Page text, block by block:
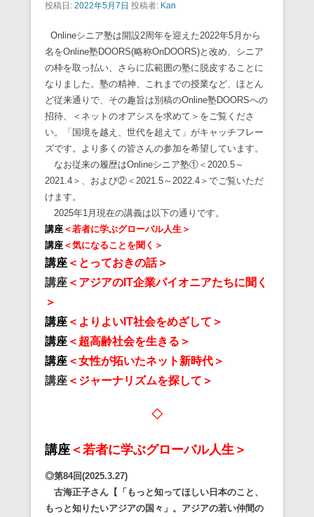
投稿日: 2022年5月7日 投稿者: Kan
Onlineシニア塾は開設2周年を迎えた2022年5月から
名をOnline塾DOORS(略称OnDOORS)と改め、シニア
の枠を取っ払い、さらに広範囲の塾に脱皮することに
なりました。塾の精神、これまでの授業など、ほとん
ど従来通りで、その趣旨は別稿のOnline塾DOORSへの
招待、＜ネットのオアシスを求めて＞をご覧くださ
い。「国境を越え、世代を超えて」がキャッチフレー
ズです。より多くの皆さんの参加を希望しています。
なお従来の履歴はOnlineシニア塾①＜2020.5～
2021.4＞、および②＜2021.5～2022.4＞でご覧いただ
けます。
2025年1月現在の講義は以下の通りです。
講座 ＜若者に学ぶグローバル人生＞
講座 ＜気になることを聞く＞
講座 ＜とっておきの話＞
講座 ＜アジアのIT企業パイオニアたちに聞く
＞
講座 ＜よりよいIT社会をめざして＞
講座 ＜超高齢社会を生きる＞
講座 ＜女性が拓いたネット新時代＞
講座 ＜ジャーナリズムを探して＞
◇
講座 ＜若者に学ぶグローバル人生＞
◎第84回(2025.3.27)
古海正子さん【「もっと知ってほしい日本のこと、
もっと知りたいアジアの国々」。アジアの若い仲間の